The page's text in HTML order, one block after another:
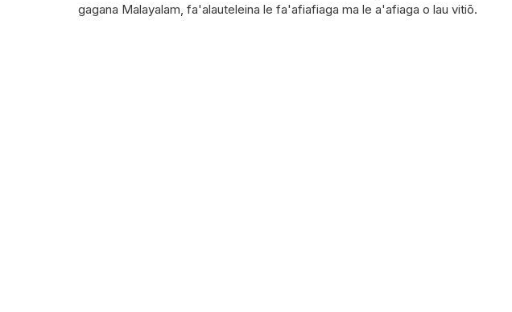
gagana Malayalam, fa'alauteleina le fa'afiafiaga ma le a'afiaga o lau vitiō.